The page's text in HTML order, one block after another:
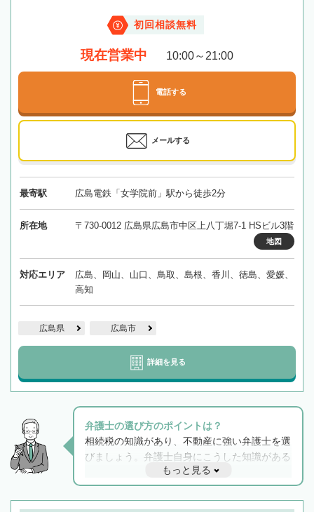
初回相談無料
現在営業中 10:00～21:00
電話する
メールする
最寄駅 広島電鉄「女学院前」駅から徒歩2分
所在地 〒730-0012 広島県広島市中区上八丁堀7-1 HSビル3階
地図
対応エリア
広島、岡山、山口、鳥取、島根、香川、徳島、愛媛、
高知
広島県 広島市
詳細を見る
弁護士の選び方のポイントは？
相続税の知識があり、不動産に強い弁護士を選
びましょう。弁護士自身にこうした知識がある
と他士業との連携もスムーズに進み、トラブル
解決のみならず相続をトータルで任せることが
できます。また、相続は感情がからむ分野なの
もっと見る